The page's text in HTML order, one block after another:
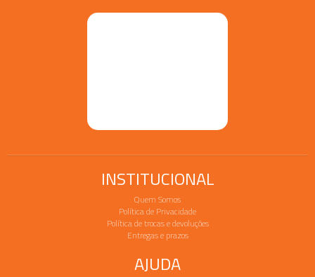
INSTITUCIONAL
Quem Somos
Política de Privacidade
Política de trocas e devoluções
Entregas e prazos
AJUDA